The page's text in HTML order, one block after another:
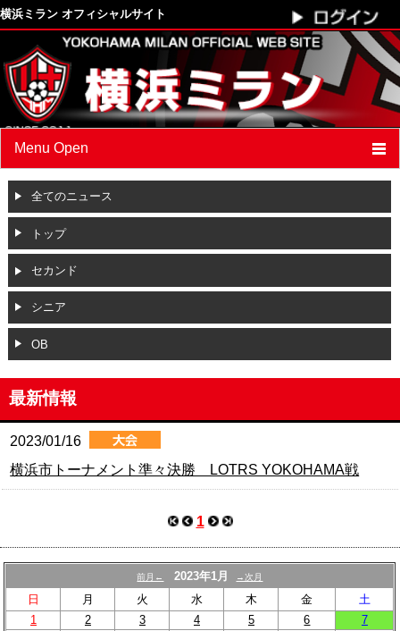
横浜ミラン オフィシャルサイト
Menu Open
最新情報
クラブプロフィール
スケジュール
選手 スタッフ紹介
フォトアルバム
ブログ
OBページ
動画
メンバー募集
全てのニュース
トップ
セカンド
シニア
OB
最新情報
2023/01/16
横浜市トーナメント準々決勝 LOTRS YOKOHAMA戦
1
前月← 2023年1月 →次月
日 月 火 水 木 金
土
1
2 3 4 5 6
7